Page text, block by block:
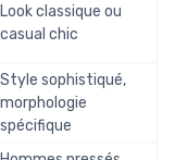
Look classique ou
casual chic
Style sophistiqué,
morphologie
spécifique